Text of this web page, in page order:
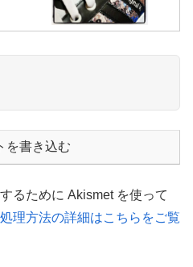
を書き込む
るために Akismet を使って
理方法の詳細はこちらをご覧